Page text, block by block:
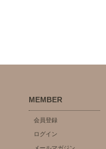
MEMBER
会員登録
ログイン